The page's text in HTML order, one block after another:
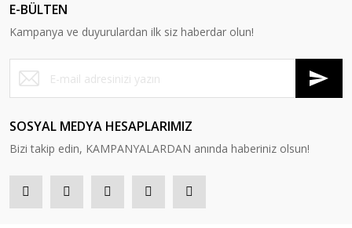
E-BÜLTEN
Kampanya ve duyurulardan ilk siz haberdar olun!
SOSYAL MEDYA HESAPLARIMIZ
Bizi takip edin, KAMPANYALARDAN anında haberiniz olsun!